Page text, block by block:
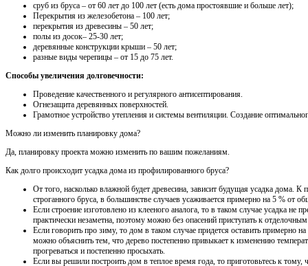
сруб из бруса – от 60 лет до 100 лет (есть дома простоявшие и больше лет);
Перекрытия из железобетона – 100 лет;
перекрытия из древесины – 50 лет;
полы из досок– 25-30 лет;
деревянные конструкции крыши – 50 лет;
разные виды черепицы – от 15 до 75 лет.
Способы увеличения долговечности:
Проведение качественного и регулярного антисептирования.
Огнезащита деревянных поверхностей.
Грамотное устройство утепления и системы вентиляции. Создание
Можно ли изменить планировку дома?
Да, планировку проекта можно изменить по вашим пожеланиям.
Как долго происходит усадка дома из профилированного бруса?
От того, насколько влажной будет древесина, зависит будущая усадка дома.
строганного бруса, в большинстве случаев усаживается примерно на 5 % от
Если строение изготовлено из клееного аналога, то в таком случае усадка
практически незаметна, поэтому можно без опасений приступать к
Если говорить про зиму, то дом в таком случае придется оставить примерно
можно объяснить тем, что дерево постепенно привыкает к изменению
прогреваться и постепенно просыхать.
Если вы решили построить дом в теплое время года, то приготовьтесь к